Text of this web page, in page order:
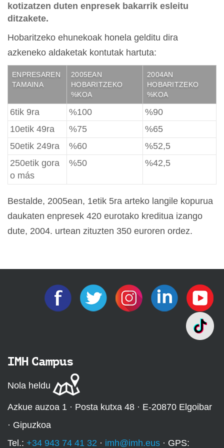
kotizatzen duten enpresek bakarrik esleitu
ditzakete.
Hobaritzeko ehunekoak honela gelditu dira
azkeneko aldaketak kontutak hartuta:
ENPRESAREN
TAMAINA
2005EAN
HOBARITZEKO
%KOA
2004AN
HOBARITZEKO
%KOA
6tik 9ra %100
%90
10etik 49ra
%75
%65
50etik 249ra
%60
%52,5
250etik gora
o más
%50 %42,5
Bestalde, 2005ean, 1etik 5ra arteko langile kopurua
daukaten enpresek 420 eurotako kreditua izango
dute, 2004. urtean zituzten 350 euroren ordez.
IMH Campus
Nola heldu
Azkue auzoa 1 · Posta kutxa 48 · E-20870 Elgoibar
· Gipuzkoa
Tel.: +34 943 74 41 32 · imh@imh.eus · GPS: